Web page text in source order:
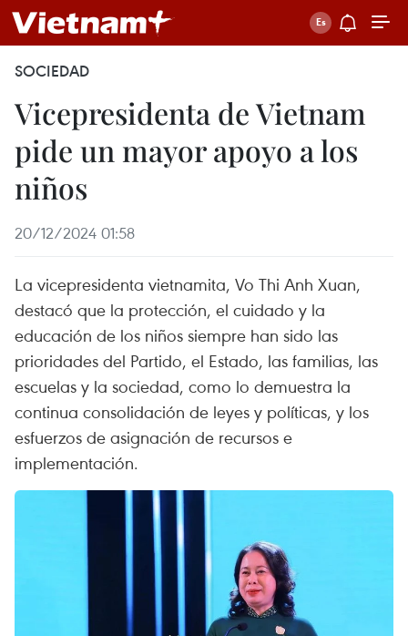
SOCIEDAD
Vicepresidenta de Vietnam
pide un mayor apoyo a los
niños
20/12/2024 01:58
La vicepresidenta vietnamita, Vo Thi Anh Xuan,
destacó que la protección, el cuidado y la
educación de los niños siempre han sido las
prioridades del Partido, el Estado, las familias, las
escuelas y la sociedad, como lo demuestra la
continua consolidación de leyes y políticas, y los
esfuerzos de asignación de recursos e
implementación.